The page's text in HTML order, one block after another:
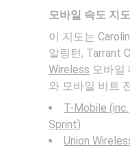
모바일 속도 지
이 지도는
알링턴, Tarrant
Wireless 모바일
와 모바일 비트
T-Mobile (inc.
Sprint)
Union